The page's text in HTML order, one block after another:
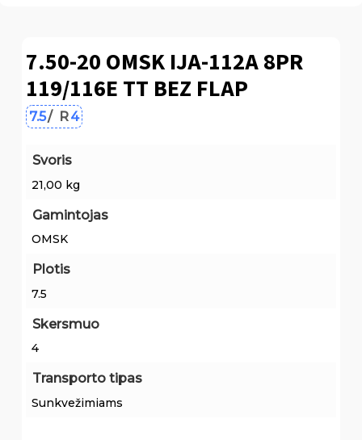
7.50-20 OMSK IJA-112A 8PR
119/116E TT BEZ FLAP
7.5/ R4
Svoris
21,00 kg
Gamintojas
OMSK
Plotis
7.5
Skersmuo
4
Transporto tipas
Sunkvežimiams